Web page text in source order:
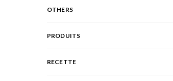
OTHERS
PRODUITS
RECETTE